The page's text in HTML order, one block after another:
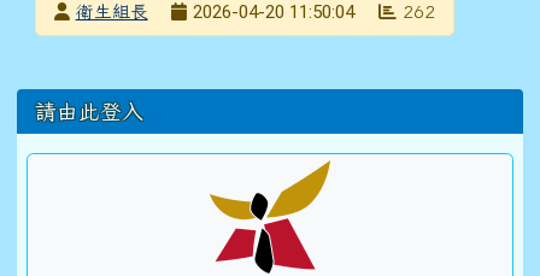
發布者衛生組長
2026-04-20 11:50:04 262
左邊區域內容
請由此登入